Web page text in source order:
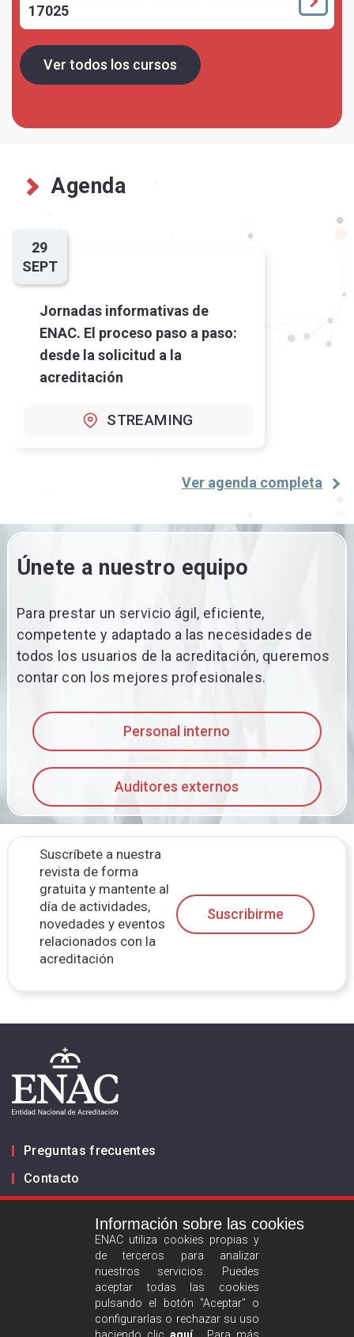
17025
Ver todos los cursos
Agenda
29
SEPT
Jornadas informativas de
ENAC. El proceso paso a paso:
desde la solicitud a la
acreditación
STREAMING
Ver agenda completa
Únete a nuestro equipo
Para prestar un servicio ágil, eficiente,
competente y adaptado a las necesidades de
todos los usuarios de la acreditación, queremos
contar con los mejores profesionales.
Personal interno
Auditores externos
Suscríbete a nuestra
revista de forma
gratuita y mantente al
día de actividades,
novedades y eventos
relacionados con la
acreditación
Suscribirme
Preguntas frecuentes
Contacto
Política de privacidad
Información sobre las cookies
ENAC utiliza cookies propias y
de terceros para analizar
nuestros servicios. Puedes
aceptar todas las cookies
pulsando el botón "Aceptar" o
configurarlas o rechazar su uso